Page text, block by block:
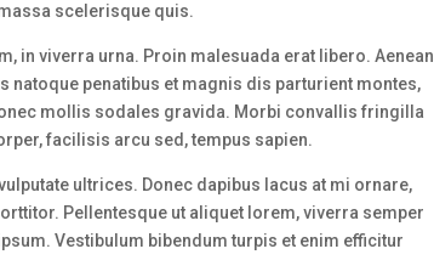
scelerisque quis.
in viverra urna. Proin malesuada erat libero. Aenean
natoque penatibus et magnis dis parturient montes,
mollis sodales gravida. Morbi convallis fringilla
facilisis arcu sed, tempus sapien.
ultrices. Donec dapibus lacus at mi ornare,
Pellentesque ut aliquet lorem, viverra semper
Vestibulum bibendum turpis et enim efficitur